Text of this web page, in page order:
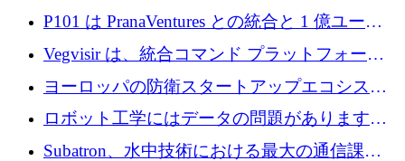
フォーム Ogma を買収して子ども向け言語療
P101 は PranaVentures との統合と 1 億ユーロ
のファンドによりシード投資に拡大
Vegvisir は、統合コマンド プラットフォーム
を通じて関連する無人システムを接続するた
めの資金を調達します
ヨーロッパの防衛スタートアップエコシステ
ムとなったハッカソン
ロボット工学にはデータの問題があります。
Macrodata Labs はそれを解決したいと考えて
Subatron、水中技術における最大の通信課題